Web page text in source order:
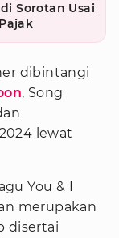
Sorotan Usai
dibintangi
, Song
lewat
You & I
merupakan
disertai